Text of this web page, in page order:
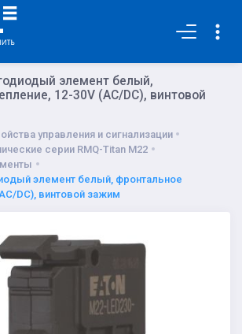
элемент белый,
12-30V (AC/DC), винтовой
управления и сигнализации
серии RMQ-Titan M22
элемент белый, фронтальное
DC), винтовой зажим